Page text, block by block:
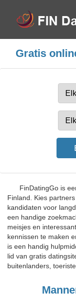
Gratis
FinDatingGo is
Finland. Kies
kandidaten voor
een handige
meisjes en
kennissen te maken
is een handig
lid van gratis
buitenlanders,